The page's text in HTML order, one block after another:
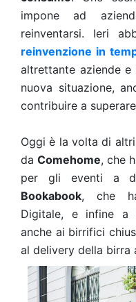
impone ad
reinventarsi. Ieri
reinvenzione in
altrettante aziende
nuova situazione,
contribuire a
Oggi è la volta di
daComehome, che
per gli eventi a
Bookabook, che
Digitale, e infine a
anche ai birrifici
al delivery della birra